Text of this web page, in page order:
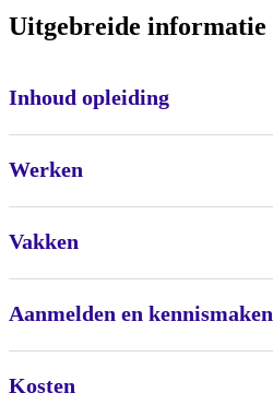
Uitgebreide informatie
Inhoud opleiding
Werken
Vakken
Aanmelden en kennismaken
Kosten